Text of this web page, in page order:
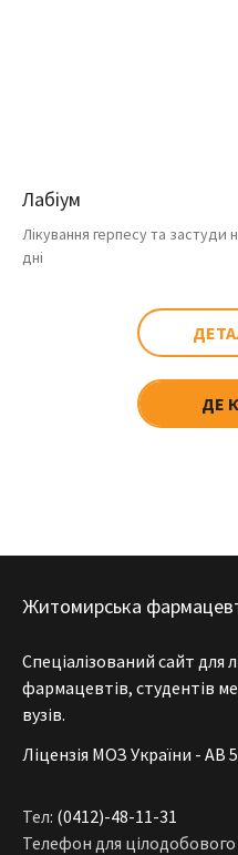
Лабіум
Лікування герпесу та застуди
дні
ДЕ
Житомирська
Спеціалізований сайт для
фармацевтів, студентів
вузів.
Ліцензія МОЗ України - АВ
Тел: (0412)-48-11-31
Телефон для цілодобового